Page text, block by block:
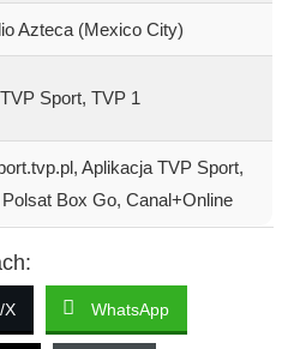
Azteca (Mexico City)
TVP Sport, TVP 1
Aplikacja TVP Sport,
Box Go, Canal+Online
X WhatsApp